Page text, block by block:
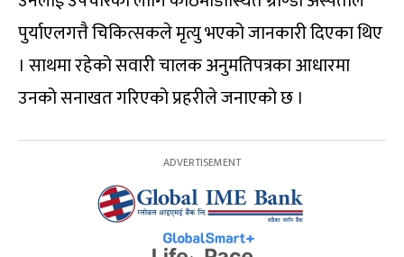
पुर्याएलगत्तै चिकित्सकले मृत्यु भएको जानकारी दिएका थिए
। साथमा रहेको सवारी चालक अनुमतिपत्रका आधारमा
उनको सनाखत गरिएको प्रहरीले जनाएको छ ।